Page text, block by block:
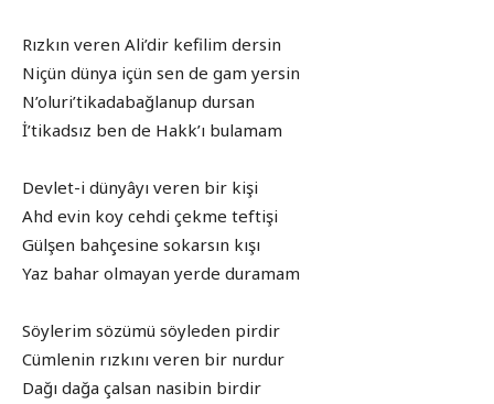
Rızkın veren Ali’dir kefilim dersin
Niçün dünya içün sen de gam yersin
N’oluri’tikadabağlanup dursan
İ’tikadsız ben de Hakk’ı bulamam
Devlet-i dünyâyı veren bir kişi
Ahd evin koy cehdi çekme teftişi
Gülşen bahçesine sokarsın kışı
Yaz bahar olmayan yerde duramam
Söylerim sözümü söyleden pirdir
Cümlenin rızkını veren bir nurdur
Dağı dağa çalsan nasibin birdir